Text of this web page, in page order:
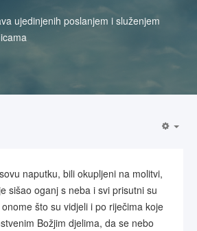
ujedinjenih poslanjem i služenjem
naputku, bili okupljeni na molitvi,
sišao oganj s neba i svi prisutni su
što su vidjeli i po riječima koje
Božjim djelima, da se nebo